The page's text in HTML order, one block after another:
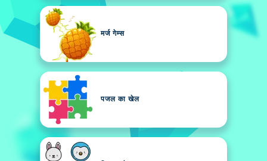
मर्ज गेम्स
पजल का खेल